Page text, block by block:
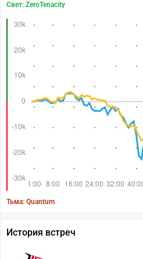
Свет: ZeroTenacity
Тьма: Quantum
История встреч